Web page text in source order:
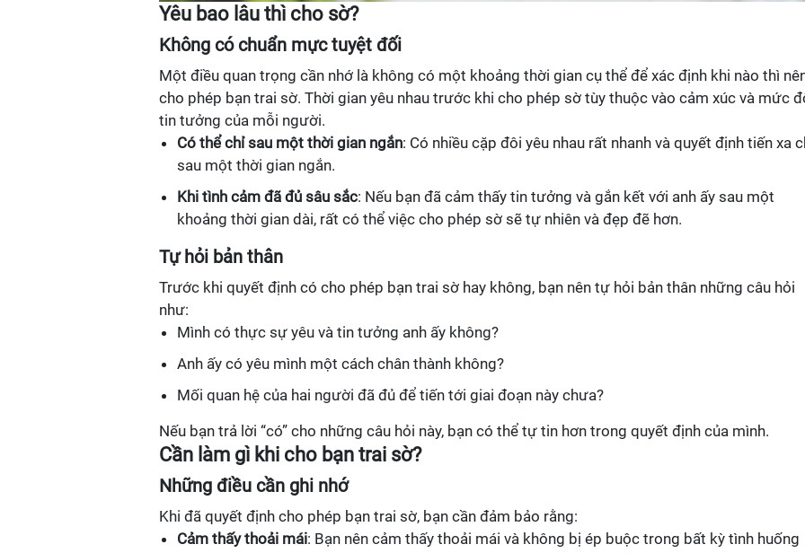
Yêu bao lâu thì cho sờ?
Không có chuẩn mực tuyệt đối
Một điều quan trọng cần nhớ là không có một khoảng thời gian cụ thể để xác định khi nào thì
cho phép bạn trai sờ. Thời gian yêu nhau trước khi cho phép sờ tùy thuộc vào cảm xúc và mức
tin tưởng của mỗi người.
Có thể chỉ sau một thời gian ngắn: Có nhiều cặp đôi yêu nhau rất nhanh và quyết định tiến xa
sau một thời gian ngắn.
Khi tình cảm đã đủ sâu sắc: Nếu bạn đã cảm thấy tin tưởng và gắn kết với anh ấy sau một
khoảng thời gian dài, rất có thể việc cho phép sờ sẽ tự nhiên và đẹp đẽ hơn.
Tự hỏi bản thân
Trước khi quyết định có cho phép bạn trai sờ hay không, bạn nên tự hỏi bản thân những câu hỏi
như:
Mình có thực sự yêu và tin tưởng anh ấy không?
Anh ấy có yêu mình một cách chân thành không?
Mối quan hệ của hai người đã đủ để tiến tới giai đoạn này chưa?
Nếu bạn trả lời “có” cho những câu hỏi này, bạn có thể tự tin hơn trong quyết định của mình.
Cần làm gì khi cho bạn trai sờ?
Những điều cần ghi nhớ
Khi đã quyết định cho phép bạn trai sờ, bạn cần đảm bảo rằng:
Cảm thấy thoải mái: Bạn nên cảm thấy thoải mái và không bị ép buộc trong bất kỳ tình huống